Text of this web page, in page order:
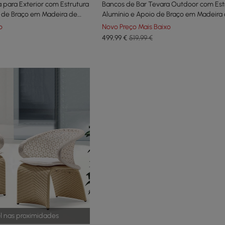
para Exterior com Estrutura
Braço em Madeira de
de 2
Bancos de Bar Tevara Outdoor com
Alumínio e Apoio de Braço em Madeira
em Branco Quente, Conjunto de 2
Novo Preço Mais Baixo
499,99€ 519,99 €
nas proximidades